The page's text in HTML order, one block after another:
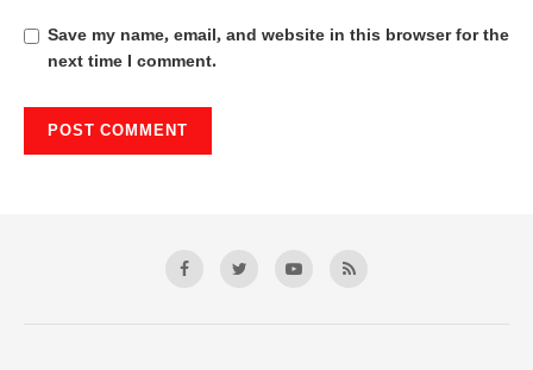
Save my name, email, and website in this browser for the
next time I comment.